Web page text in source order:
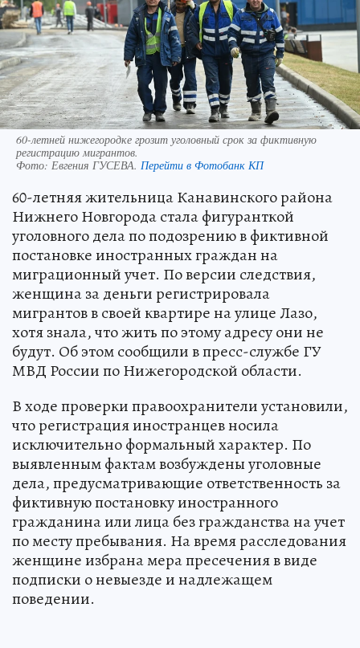
60-летней нижегородке грозит уголовный срок за фиктивную
регистрацию мигрантов.
Фото: Евгения ГУСЕВА. Перейти в Фотобанк КП
60-летняя жительница Канавинского района
Нижнего Новгорода стала фигуранткой
уголовного дела по подозрению в фиктивной
постановке иностранных граждан на
миграционный учет. По версии следствия,
женщина за деньги регистрировала
мигрантов в своей квартире на улице Лазо,
хотя знала, что жить по этому адресу они не
будут. Об этом сообщили в пресс-службе ГУ
МВД России по Нижегородской области.
В ходе проверки правоохранители установили,
что регистрация иностранцев носила
исключительно формальный характер. По
выявленным фактам возбуждены уголовные
дела, предусматривающие ответственность за
фиктивную постановку иностранного
гражданина или лица без гражданства на учет
по месту пребывания. На время расследования
женщине избрана мера пресечения в виде
подписки о невыезде и надлежащем
поведении.